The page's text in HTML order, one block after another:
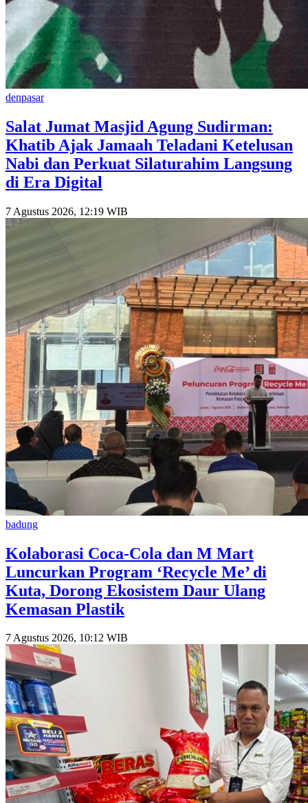
denpasar
Salat Jumat Masjid Agung Sudirman:
Khatib Ajak Jamaah Teladani Ketelusan
Nabi dan Perkuat Silaturahim Langsung
di Era Digital
7 Agustus 2026, 12:19 WIB
badung
Kolaborasi Coca-Cola dan M Mart
Luncurkan Program ‘Recycle Me’ di
Kuta, Dorong Ekosistem Daur Ulang
Kemasan Plastik
7 Agustus 2026, 10:12 WIB